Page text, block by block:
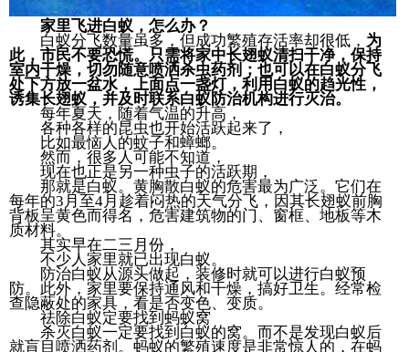
家里飞进白蚁，怎么办？
白蚁分飞数量虽多，但成功繁殖存活率却很低， 为
此，市民不要恐慌。只需将家中长翅蚁清扫干净，保持
室内干燥，切勿随意喷洒杀虫药剂；也可以在白蚁分飞
处下方放一盆水，上面点一盏灯，利用白蚁的趋光性，
诱集长翅蚁，并及时联系白蚁防治机构进行灭治。
每年夏天，随着气温的升高，
各种各样的昆虫也开始活跃起来了，
比如最恼人的蚊子和蟑螂。
然而，很多人可能不知道，
现在也正是另一种虫子的活跃期，
那就是白蚁。黄胸散白蚁的危害最为广泛。它们在
每年的3月至4月趁着闷热的天气分飞，因其长翅蚁前胸
背板呈黄色而得名，危害建筑物的门、窗框、地板等木
质材料。
其实早在二三月份，
不少人家里就已出现白蚁。
防治白蚁从源头做起，装修时就可以进行白蚁预
防。此外，家里要保持通风和干燥，搞好卫生。经常检
查隐蔽处的家具，看是否变色、变质。
祛除白蚁定要找到蚂蚁窝
杀灭白蚁一定要找到白蚁的窝。而不是发现白蚁后
就盲目喷洒药剂。蚂蚁的繁殖速度是非常惊人的，在蚂